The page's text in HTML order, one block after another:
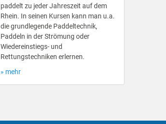
paddelt zu jeder Jahreszeit auf dem
Rhein. In seinen Kursen kann man u.a.
die grundlegende Paddeltechnik,
Paddeln in der Strömung oder
Wiedereinstiegs- und
Rettungstechniken erlernen.
» mehr